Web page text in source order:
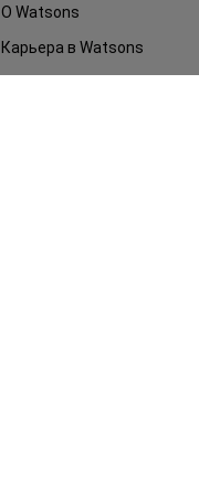
О Watsons
Карьера в Watsons